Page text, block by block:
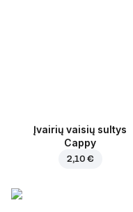
Įvairių vaisių sultys
Cappy
2,10 €